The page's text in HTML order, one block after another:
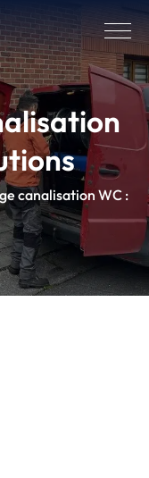
canalisation WC :